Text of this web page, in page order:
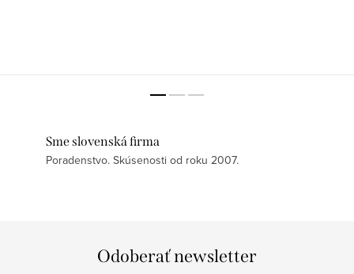
Sme slovenská firma
Poradenstvo. Skúsenosti od roku 2007.
Odoberať newsletter